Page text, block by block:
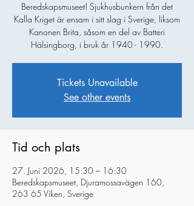
Beredskapsmuseet! Sjukhusbunkern från det
Kalla Kriget är ensam i sitt slag i Sverige, liksom
Kanonen Brita, såsom en del av Batteri
Hälsingborg, i bruk år 1940 - 1990.
Tickets Unavailable
See other events
Tid och plats
27. Juni 2026, 15:30 – 16:30
Beredskapsmuseet, Djuramossavägen 160,
263 65 Viken, Sverige